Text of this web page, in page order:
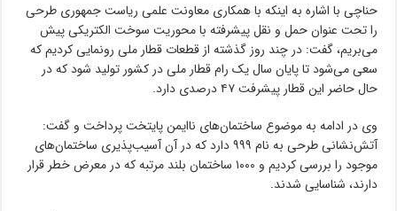
حناچی با اشاره به اینکه با همکاری معاونت علمی ریاست جمهوری طرحی
را تحت عنوان حمل و نقل پیشرفته با محوریت سوخت الکتریکی پیش
می‌بریم، گفت: در چند روز گذشته از قطعات قطار ملی رونمایی کردیم که
سعی می‌شود تا پایان سال یک رام قطار ملی در کشور تولید شود که در
حال حاضر این قطار پیشرفت ۴۷ درصدی دارد.
وی در ادامه به موضوع ساختمان‌های ناایمن پایتخت پرداخت و گفت:
آتش‌نشانی طرحی به نام ۹۹۹ دارد که در آن آسیب‌پذیری ساختمان‌های
موجود را بررسی کردیم و ۱۰۰۰ ساختمان بلند مرتبه که در معرض خطر قرار
دارند، شناسایی شدند.